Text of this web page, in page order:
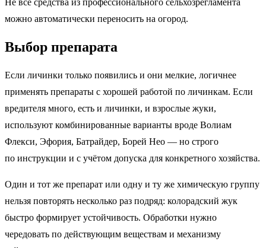
Не все средства из профессионального сельхозрегламента
можно автоматически переносить на огород.
Выбор препарата
Если личинки только появились и они мелкие, логичнее
применять препараты с хорошей работой по личинкам. Если
вредителя много, есть и личинки, и взрослые жуки,
используют комбинированные варианты вроде Волиам
Флекси, Эфория, Батрайдер, Борей Нео — но строго
по инструкции и с учётом допуска для конкретного хозяйства.
Один и тот же препарат или одну и ту же химическую группу
нельзя повторять несколько раз подряд: колорадский жук
быстро формирует устойчивость. Обработки нужно
чередовать по действующим веществам и механизму